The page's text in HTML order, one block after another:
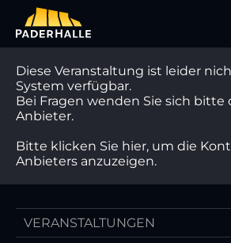
Diese Veranstaltung ist leider
System verfügbar.
Bei Fragen wenden Sie sich bitte
Anbieter.
Bitte klicken Sie hier, um die
Anbieters anzuzeigen.
VERANSTALTUNGEN